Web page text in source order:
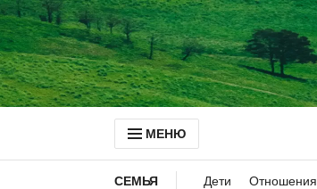
МЕНЮ
СЕМЬЯ Дети Отношения